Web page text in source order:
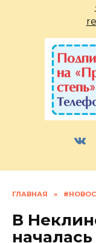
ГЛАВНАЯ »
В